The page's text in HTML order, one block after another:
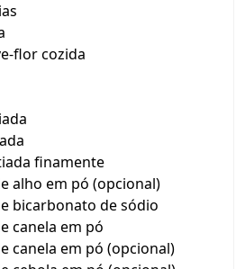
flor cozida
finamente
alho em pó (opcional)
bicarbonato de sódio
canela em pó
canela em pó (opcional)